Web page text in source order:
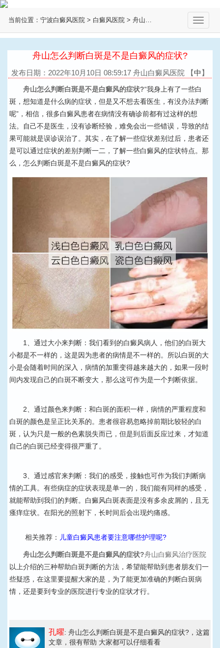
当前位置： 宁波白癜风医院 > 白癜风医院 > 舟山白癜风医院
切
换
航
舟山怎么判断白斑是不是白癜风的症状?
发布日期：2022年10月10日 08:59:17 舟山白癜风医院 【中 】
舟山怎么判断白斑是不是白癜风的症状?“我身上有了一些白
斑，想知道是什么病的症状，但是又不想去看医生，有没办法判断
呢”，相信，很多白癜风患者在病情没有确诊前都有过这样的想
法。自己不是医生，没有诊断经验，难免会出一些错误，导致的结
果可能就是误诊误治了。其实，在了解一些症状差别过后，患者还
是可以通过症状的差别判断一二，了解一些白癜风的症状特点。那
么，怎么判断白斑是不是白癜风的症状?
1、通过大小来判断：我们看到的白癜风病人，他们的白斑大
小都是不一样的，这是因为患者的病情是不一样的。所以白斑的大
小是会随着时间的深入，病情的加重变得越来越大的，如果一段时
间内发现自己的白斑不断变大，那么这可作为是一个判断依据。
2、通过颜色来判断：和白斑的面积一样，病情的严重程度和
白斑的颜色是呈正比关系的。患者很容易忽略掉前期比较轻的白
斑，认为只是一般的色素脱失而已，但是到后面反应过来，才知道
自己的白斑已经变得很严重了。
3、通过感官来判断：我们的感受，接触也可作为我们判断病
情的工具。有些病症的症状表现是单一的，我们能有同样的感受，
就能帮助到我们的判断。白癜风白斑表面是没有多余皮屑的，且无
瘙痒症状。在阳光的照射下，长时间后会出现灼痛感。
相关推荐： 儿童白癜风患者要注意哪些护理呢?
舟山怎么判断白斑是不是白癜风的症状?舟山白癜风治疗医院
以上介绍的三种帮助白斑判断的方法，希望能帮助到患者朋友们一
些疑惑，在这里要提醒大家的是，为了能更加准确的判断白斑病
情，还是要到专业的医院进行专业的症状才行。
孔曜: 舟山怎么判断白斑是不是白癜风的症状?，这篇
文章，很有帮助 大家都可以仔细看看